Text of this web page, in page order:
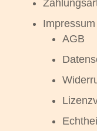
Impressum
AGB